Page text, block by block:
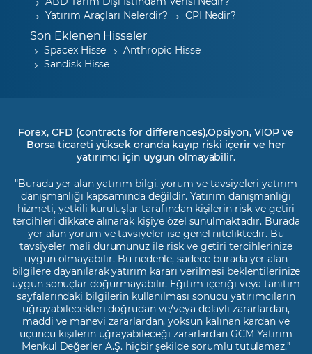
Yatırım Araçları Nelerdir?
CPI Nedir?
Son Eklenen Hisseler
Spacex Hisse
Anthropic Hisse
Sandisk Hisse
Forex, CFD (contracts for differences),Opsiyon, VİOP ve
Borsa ticareti yüksek oranda kayıp riski içerir ve her
yatırımcı için uygun olmayabilir.
"Burada yer alan yatırım bilgi, yorum ve tavsiyeleri yatırım
danışmanlığı kapsamında değildir. Yatırım danışmanlığı
hizmeti, yetkili kuruluşlar tarafından kişilerin risk ve getiri
tercihleri dikkate alınarak kişiye özel sunulmaktadır. Burada
yer alan yorum ve tavsiyeler ise genel niteliktedir. Bu
tavsiyeler mali durumunuz ile risk ve getiri tercihlerinize
uygun olmayabilir. Bu nedenle, sadece burada yer alan
bilgilere dayanılarak yatırım kararı verilmesi beklentilerinize
uygun sonuçlar doğurmayabilir. Eğitim içeriği veya tanıtım
sayfalarındaki bilgilerin kullanılması sonucu yatırımcıların
uğrayabilecekleri doğrudan ve/veya dolaylı zararlardan,
maddi ve manevi zararlardan, yoksun kalınan kardan ve
üçüncü kişilerin uğrayabileceği zararlardan GCM Yatırım
Menkul Değerler A.Ş. hiçbir şekilde sorumlu tutulamaz.”